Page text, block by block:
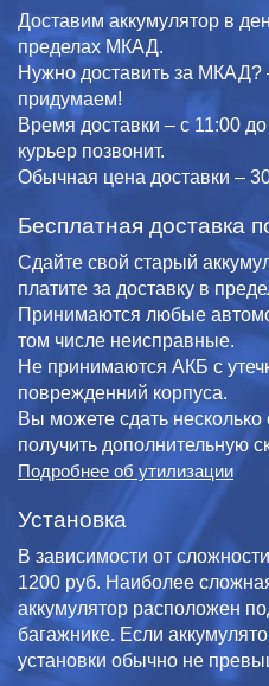
Доставим аккумулятор в
пределах МКАД.
Нужно доставить за МКАД?
придумаем!
Время доставки – с 11:00
курьер позвонит.
Обычная цена доставки –
Бесплатная доставка
Сдайте свой старый
платите за доставку в
Принимаются любые
том числе неисправные.
Не принимаются АКБ с
поврежденний корпуса.
Вы можете сдать несколько
получить дополнительную
Подробнее об утилизации
Установка
В зависимости от
1200 руб. Наиболее
аккумулятор расположен
багажнике. Если
установки обычно не